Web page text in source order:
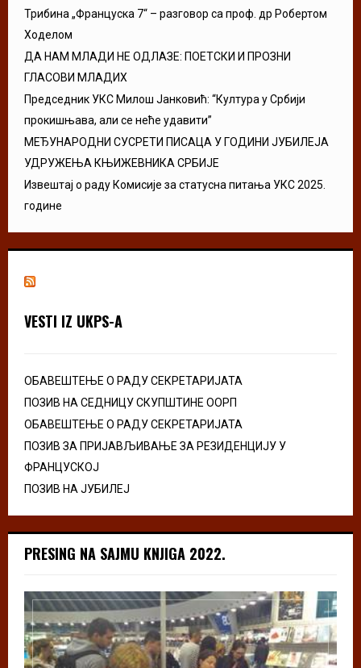
Трибина „Француска 7“ – разговор са проф. др Робертом
Ходелом
ДА НАМ МЛАДИ НЕ ОДЛАЗЕ: ПОЕТСКИ И ПРОЗНИ
ГЛАСОВИ МЛАДИХ
Председник УКС Милош Јанковић: “Култура у Србији
прокишњава, али се неће удавити”
МЕЂУНАРОДНИ СУСРЕТИ ПИСАЦА У ГОДИНИ ЈУБИЛЕЈА
УДРУЖЕЊА КЊИЖЕВНИКА СРБИЈЕ
Извештај о раду Комисије за статусна питања УКС 2025.
године
VESTI IZ UKPS-A
ОБАВЕШТЕЊЕ О РАДУ СЕКРЕТАРИЈАТА
ПОЗИВ НА СЕДНИЦУ СКУПШТИНЕ ООРП
ОБАВЕШТЕЊЕ О РАДУ СЕКРЕТАРИЈАТА
ПОЗИВ ЗА ПРИЈАВЉИВАЊЕ ЗА РЕЗИДЕНЦИЈУ У
ФРАНЦУСКОЈ
ПОЗИВ НА ЈУБИЛЕЈ
PRESING NA SAJMU KNJIGA 2022.